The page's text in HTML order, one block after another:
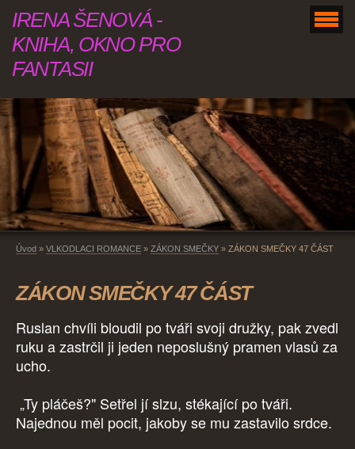
IRENA ŠENOVÁ -
KNIHA, OKNO PRO
FANTASII
Úvod » VLKODLACI ROMANCE » ZÁKON SMEČKY » ZÁKON SMEČKY 47 ČÁST
ZÁKON SMEČKY 47 ČÁST
Ruslan chvíli bloudil po tváři svoji družky, pak zvedl
ruku a zastrčil ji jeden neposlušný pramen vlasů za
ucho.
„Ty pláčeš?" Setřel jí slzu, stékající po tváři.
Najednou měl pocit, jakoby se mu zastavilo srdce.